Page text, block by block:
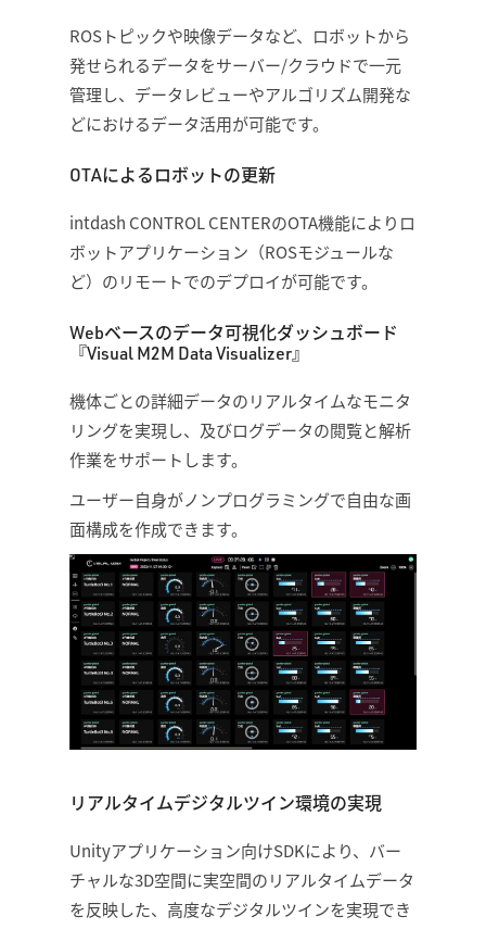
ROSトピックや映像データなど、ロボットから
発せられるデータをサーバー/クラウドで一元
管理し、データレビューやアルゴリズム開発な
どにおけるデータ活用が可能です。
OTAによるロボットの更新
intdash CONTROL CENTERのOTA機能によりロ
ボットアプリケーション（ROSモジュールな
ど）のリモートでのデプロイが可能です。
Webベースのデータ可視化ダッシュボード
『Visual M2M Data Visualizer』
機体ごとの詳細データのリアルタイムなモニタ
リングを実現し、及びログデータの閲覧と解析
作業をサポートします。
ユーザー自身がノンプログラミングで自由な画
面構成を作成できます。
リアルタイムデジタルツイン環境の実現
Unityアプリケーション向けSDKにより、バー
チャルな3D空間に実空間のリアルタイムデータ
を反映した、高度なデジタルツインを実現でき